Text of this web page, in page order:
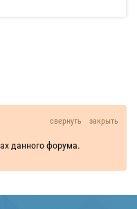
свернуть закрыть
данного форума.